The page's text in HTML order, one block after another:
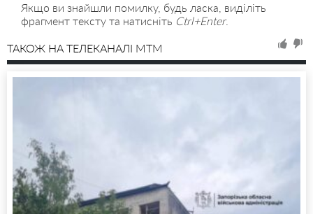
Якщо ви знайшли помилку, будь ласка, виділіть
фрагмент тексту та натисніть Ctrl+Enter.
ТАКОЖ НА ТЕЛЕКАНАЛІ MTM